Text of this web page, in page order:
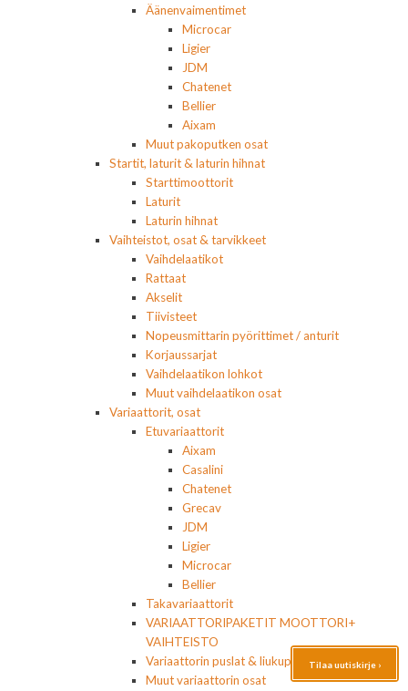
Äänenvaimentimet
Microcar
Ligier
JDM
Chatenet
Bellier
Aixam
Muut pakoputken osat
Startit, laturit & laturin hihnat
Starttimoottorit
Laturit
Laturin hihnat
Vaihteistot, osat & tarvikkeet
Vaihdelaatikot
Rattaat
Akselit
Tiivisteet
Nopeusmittarin pyörittimet / anturit
Korjaussarjat
Vaihdelaatikon lohkot
Muut vaihdelaatikon osat
Variaattorit, osat
Etuvariaattorit
Aixam
Casalini
Chatenet
Grecav
JDM
Ligier
Microcar
Bellier
Takavariaattorit
VARIAATTORIPAKETIT MOOTTORI+
VAIHTEISTO
Variaattorin puslat & liukupalat
Muut variaattorin osat
Tilaa uutiskirje ›